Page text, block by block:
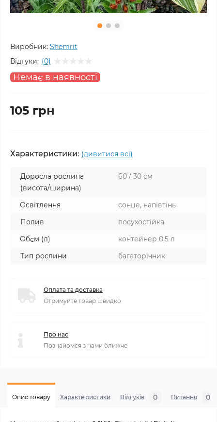
Виробник: Shemrit
Відгуки: (0)
Немає в наявності
105 грн
Характеристики: (дивитися всі)
Доросла рослина
(висота/ширина)
60 / 30 см
Освітлення
сонце, напівтінь
Полив
посухостійка
Обєм (л)
контейнер 0,5 л
Тип рослини
багаторічник
Оплата та доставка
Отримуйте товар швидко
Про нас
Познайомся з нами ближче
Опис товару Характеристики Відгуків 0 Питання 0